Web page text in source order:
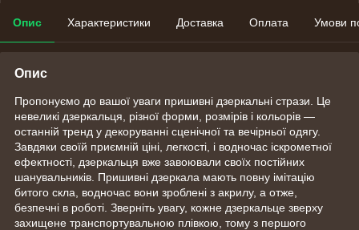
Опис Характеристики Доставка Оплата Умови
Опис
Пропонуємо до вашої уваги пришивні дзеркальні стрази. Це
невеликі дзеркальця, різної форми, розмірів і кольорів —
останній тренд у декоруванні сценічної та вечірньої одягу.
Завдяки своїй приємній ціні, легкості, і водночас іскрометної
ефектності, дзеркальця вже завоювали своїх постійних
шанувальників. Пришивні дзеркала мають повну імітацію
битого скла, водночас вони зроблені з акрилу, а отже,
безпечні в роботі. Зверніть увагу, кожне дзеркальце зверху
захищене транспортувальною плівкою, тому з першого